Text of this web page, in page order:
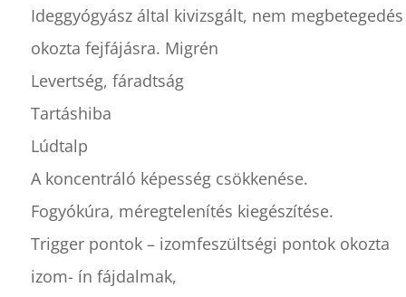
Ideggyógyász által kivizsgált, nem megbetegedés
okozta fejfájásra. Migrén
Levertség, fáradtság
Tartáshiba
Lúdtalp
A koncentráló képesség csökkenése.
Fogyókúra, méregtelenítés kiegészítése.
Trigger pontok – izomfeszültségi pontok okozta
izom- ín fájdalmak,